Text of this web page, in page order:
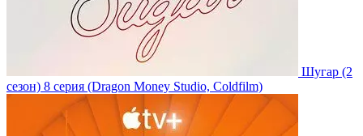
Шугар (2
сезон) 8 серия (Dragon Money Studio, Coldfilm)